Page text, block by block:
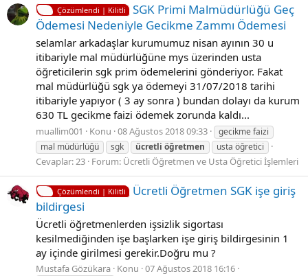
Çözümlendi | Kilitli
SGK Primi Malmüdürlüğü Geç
Ödemesi Nedeniyle Gecikme Zammı Ödemesi
selamlar arkadaşlar kurumumuz nisan ayının 30 u
itibariyle mal müdürlüğüne mys üzerinden usta
öğreticilerin sgk prim ödemelerini gönderiyor. Fakat
mal müdürlüğü sgk ya ödemeyi 31/07/2018 tarihi
itibariyle yapıyor ( 3 ay sonra ) bundan dolayı da kurum
630 TL gecikme faizi ödemek zorunda kaldı...
muallim001 Konu 08 Ağustos 2018 09:33
gecikme faizi
mal müdürlüğü
sgk ücretli öğretmen usta öğretici
Cevaplar: 23 Forum: Ücretli Öğretmen ve Usta Öğretici İşlemleri
Çözümlendi | Kilitli
Ücretli Öğretmen SGK işe giriş
bildirgesi
Ücretli öğretmenlerden işsizlik sigortası
kesilmediğinden işe başlarken işe giriş bildirgesinin 1
ay içinde girilmesi gerekir.Doğru mu ?
Mustafa Gözükara Konu 07 Ağustos 2018 16:16